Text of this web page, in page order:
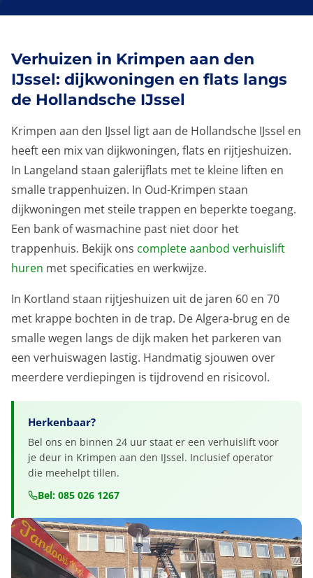
Verhuizen in Krimpen aan den
IJssel: dijkwoningen en flats langs
de Hollandsche IJssel
Krimpen aan den IJssel ligt aan de Hollandsche IJssel en
heeft een mix van dijkwoningen, flats en rijtjeshuizen.
In Langeland staan galerijflats met te kleine liften en
smalle trappenhuizen. In Oud-Krimpen staan
dijkwoningen met steile trappen en beperkte toegang.
Een bank of wasmachine past niet door het
trappenhuis. Bekijk ons complete aanbod verhuislift
huren met specificaties en werkwijze.
In Kortland staan rijtjeshuizen uit de jaren 60 en 70
met krappe bochten in de trap. De Algera-brug en de
smalle wegen langs de dijk maken het parkeren van
een verhuiswagen lastig. Handmatig sjouwen over
meerdere verdiepingen is tijdrovend en risicovol.
Herkenbaar?
Bel ons en binnen 24 uur staat er een verhuislift voor
je deur in Krimpen aan den IJssel. Inclusief operator
die meehelpt tillen.
Bel: 085 026 1267